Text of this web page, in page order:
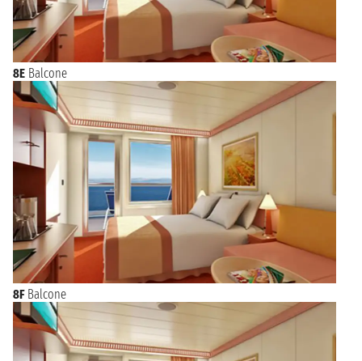
8E Balcone
8F Balcone